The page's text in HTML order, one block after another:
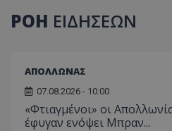
ΡΟΗ ΕΙΔΗΣΕΩΝ
ΑΠΟΛΛΩΝΑΣ
07.08.2026 - 10:00
«Φτιαγμένοι» οι
έφυγαν ενόψει Μπραν...